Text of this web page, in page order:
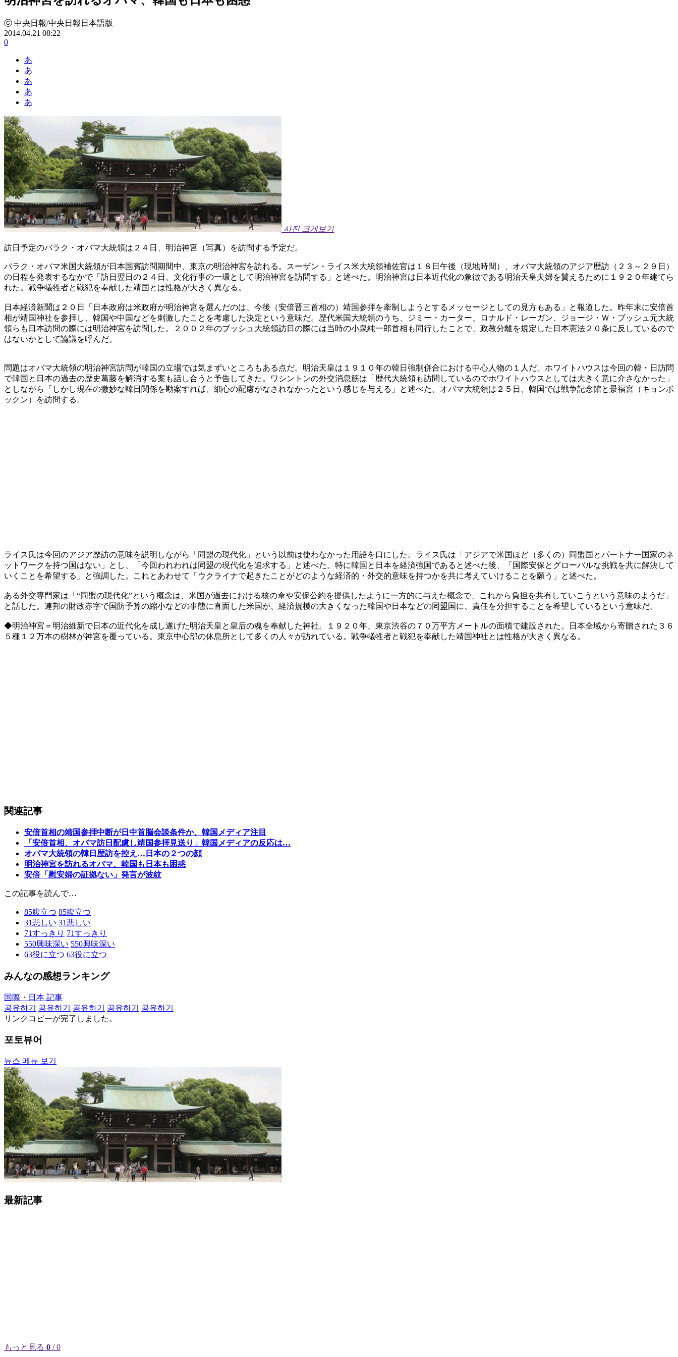
ⓒ 中央日報/中央日報日本語版
2014.04.21 08:22
0
あ
あ
あ
あ
あ
사진 크게보기
訪日予定のバラク・オバマ大統領は２４日、明治神宮（写真）を訪問する予定だ。
バラク・オバマ米国大統領が日本国賓訪問期間中、東京の明治神宮を訪れる。スーザン・ライス米大統領補佐官は１８日午後（現地時間）、オバマ大統領のアジア歴訪（２３～２９日）
の日程を発表するなかで「訪日翌日の２４日、文化行事の一環として明治神宮を訪問する」と述べた。明治神宮は日本近代化の象徴である明治天皇夫婦を賛えるために１９２０年建てら
れた。戦争犠牲者と戦犯を奉献した靖国とは性格が大きく異なる。
日本経済新聞は２０日「日本政府は米政府が明治神宮を選んだのは、今後（安倍晋三首相の）靖国参拝を牽制しようとするメッセージとしての見方もある」と報道した。昨年末に安倍首
相が靖国神社を参拝し、韓国や中国などを刺激したことを考慮した決定という意味だ。歴代米国大統領のうち、ジミー・カーター、ロナルド・レーガン、ジョージ・Ｗ・ブッシュ元大統
領らも日本訪問の際には明治神宮を訪問した。２００２年のブッシュ大統領訪日の際には当時の小泉純一郎首相も同行したことで、政教分離を規定した日本憲法２０条に反しているので
はないかとして論議を呼んだ。
問題はオバマ大統領の明治神宮訪問が韓国の立場では気まずいところもある点だ。明治天皇は１９１０年の韓日強制併合における中心人物の１人だ。ホワイトハウスは今回の韓・日訪問
で韓国と日本の過去の歴史葛藤を解消する案も話し合うと予告してきた。ワシントンの外交消息筋は「歴代大統領も訪問しているのでホワイトハウスとしては大きく意に介さなかった」
としながら「しかし現在の微妙な韓日関係を勘案すれば、細心の配慮がなされなかったという感じを与える」と述べた。オバマ大統領は２５日、韓国では戦争記念館と景福宮（キョンボ
ックン）を訪問する。
ライス氏は今回のアジア歴訪の意味を説明しながら「同盟の現代化」という以前は使わなかった用語を口にした。ライス氏は「アジアで米国ほど（多くの）同盟国とパートナー国家のネ
ットワークを持つ国はない」とし、「今回われわれは同盟の現代化を追求する」と述べた。特に韓国と日本を経済強国であると述べた後、「国際安保とグローバルな挑戦を共に解決して
いくことを希望する」と強調した。これとあわせて「ウクライナで起きたことがどのような経済的・外交的意味を持つかを共に考えていけることを願う」と述べた。
ある外交専門家は「“同盟の現代化”という概念は、米国が過去における核の傘や安保公約を提供したように一方的に与えた概念で、これから負担を共有していこうという意味のようだ」
と話した。連邦の財政赤字で国防予算の縮小などの事態に直面した米国が、経済規模の大きくなった韓国や日本などの同盟国に、責任を分担することを希望しているという意味だ。
◆明治神宮＝明治維新で日本の近代化を成し遂げた明治天皇と皇后の魂を奉献した神社。１９２０年、東京渋谷の７０万平方メートルの面積で建設された。日本全域から寄贈された３６
５種１２万本の樹林が神宮を覆っている。東京中心部の休息所として多くの人々が訪れている。戦争犠牲者と戦犯を奉献した靖国神社とは性格が大きく異なる。
関連記事
安倍首相の靖国参拝中断が日中首脳会談条件か、韓国メディア注目
「安倍首相、オバマ訪日配慮し靖国参拝見送り」韓国メディアの反応は…
オバマ大統領の韓日歴訪を控え…日本の２つの顔
明治神宮を訪れるオバマ、韓国も日本も困惑
安倍「慰安婦の証拠ない」発言が波紋
この記事を読んで…
85腹立つ 85腹立つ
31悲しい 31悲しい
71すっきり 71すっきり
550興味深い 550興味深い
63役に立つ 63役に立つ
みんなの感想ランキング
国際・日本 記事
공유하기
공유하기 공유하기 공유하기
공유하기
リンクコピーが完了しました。
포토뷰어
뉴스 메뉴 보기
最新記事
もっと見る 0 / 0